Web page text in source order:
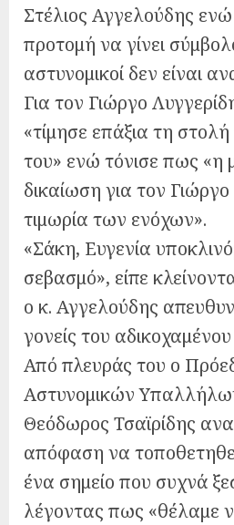
Στέλιος Αγγελούδης
προτομή να γίνει
αστυνομικοί δεν είναι
Για τον Γιώργο
«τίμησε επάξια τη
του» ενώ τόνισε πως «η
δικαίωση για τον
τιμωρία των ενόχων».
«Σάκη, Ευγενία
σεβασμό», είπε
ο κ. Αγγελούδης
γονείς του
Από πλευράς του ο
Αστυνομικών
Θεόδωρος Τσαϊρίδης
απόφαση να
ένα σημείο που συχνά
λέγοντας πως «θέλαμε